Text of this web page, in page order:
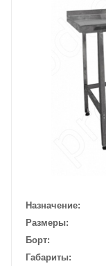
Назначение
Размеры
Борт
Габариты